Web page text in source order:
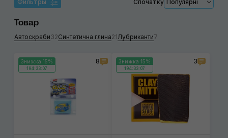
Фильтры Спочатку Популярні
Товар
Автоскраби32Синтетична глина21Лубриканти7
Знижка 15%
194:33:07
8 Знижка 15%
194:33:07
3